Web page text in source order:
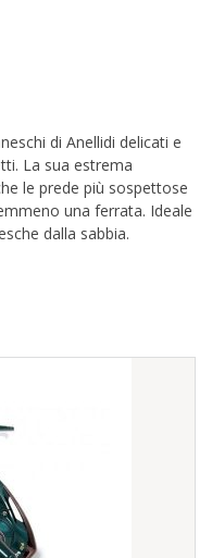
di Anellidi delicati e
La sua estrema
le prede più sospettose
una ferrata. Ideale
dalla sabbia.